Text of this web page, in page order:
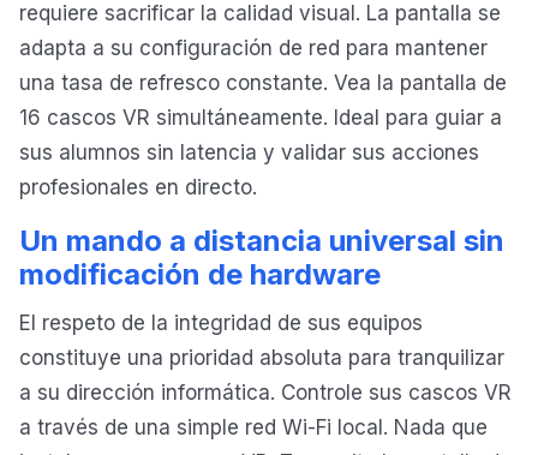
requiere sacrificar la calidad visual. La pantalla se
adapta a su configuración de red para mantener
una tasa de refresco constante. Vea la pantalla de
16 cascos VR simultáneamente. Ideal para guiar a
sus alumnos sin latencia y validar sus acciones
profesionales en directo.
Un mando a distancia universal sin
modificación de hardware
El respeto de la integridad de sus equipos
constituye una prioridad absoluta para tranquilizar
a su dirección informática. Controle sus cascos VR
a través de una simple red Wi-Fi local. Nada que